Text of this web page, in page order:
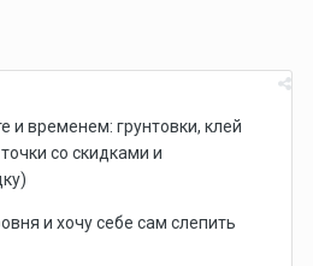
и временем: грунтовки, клей
со скидками и
и хочу себе сам слепить